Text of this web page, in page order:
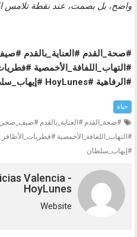
واضح، بل بصمت، عند نقطة تلامس
#صحة_القدم #العناية_بالقدم
#التهاب_اللفافة_الأخمصية
#الرفاهية #HoyLunes #إيهاب_سلطان
حياة
#صحة_القدم #العناية_بالقدم
#إيهاب_سلطان
Valencia -
HoyLunes
Website